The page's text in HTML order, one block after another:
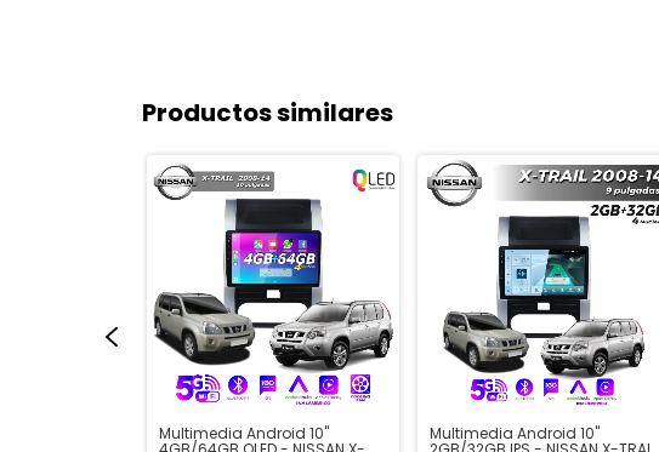
Productos similares
Multimedia Android 10" Multimedia Android 10"